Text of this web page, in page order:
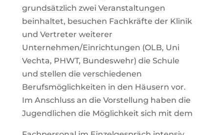
grundsätzlich zwei Veranstaltungen
beinhaltet, besuchen Fachkräfte der Klinik
und Vertreter weiterer
Unternehmen/Einrichtungen (OLB, Uni
Vechta, PHWT, Bundeswehr) die Schule
und stellen die verschiedenen
Berufsmöglichkeiten in den Häusern vor.
Im Anschluss an die Vorstellung haben die
Jugendlichen die Möglichkeit sich mit dem